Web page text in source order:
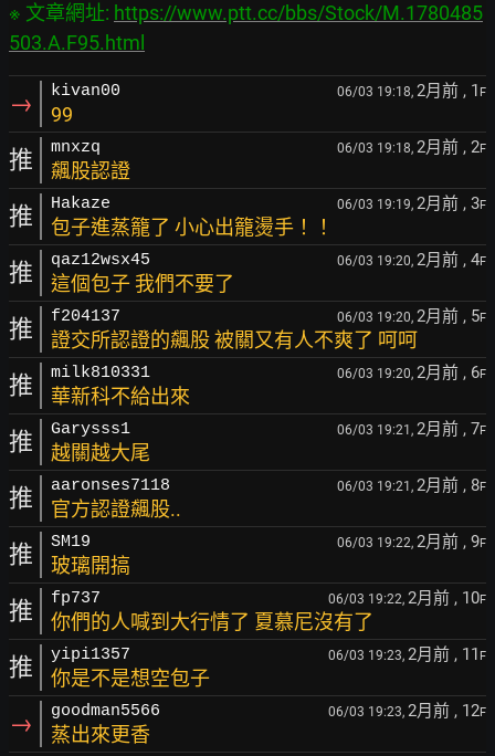
※ 文章網址: https://www.ptt.cc/bbs/Stock/M.1780485
503.A.F95.html
→ kivan00 06/03 19:18, 2月前 , 1 F
99
推 mnxzq 06/03 19:18, 2月前 , 2F
飆股認證
推 Hakaze 06/03 19:19, 2月前 , 3F
包子進蒸籠了 小心出籠燙手！！
推 qaz12wsx45 06/03 19:20, 2月前 , 4F
這個包子 我們不要了
推 f204137 06/03 19:20, 2月前 , 5F
證交所認證的飆股 被關又有人不爽了 呵呵
推 milk810331 06/03 19:20, 2月前 , 6F
華新科不給出來
推 Garysss1 06/03 19:21, 2月前 , 7F
越關越大尾
推 aaronses7118 06/03 19:21, 2月前 , 8F
官方認證飆股..
推 SM19 06/03 19:22, 2月前 , 9F
玻璃開搞
推 fp737 06/03 19:22, 2月前 , 10F
你們的人喊到大行情了 夏慕尼沒有了
推 yipi1357 06/03 19:23, 2月前 , 11 F
你是不是想空包子
→ goodman5566 06/03 19:23, 2月前 , 12F
蒸出來更香